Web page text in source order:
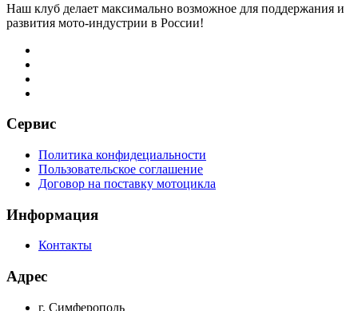
Наш клуб делает максимально возможное для поддержания и
развития мото-индустрии в России!
Сервис
Политика конфидециальности
Пользовательское соглашение
Договор на поставку мотоцикла
Информация
Контакты
Адрес
г. Симферополь